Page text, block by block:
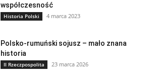
współczesność
Historia Polski 4 marca 2023
Polsko-rumuński sojusz – mało znana
historia
II Rzeczpospolita 23 marca 2026